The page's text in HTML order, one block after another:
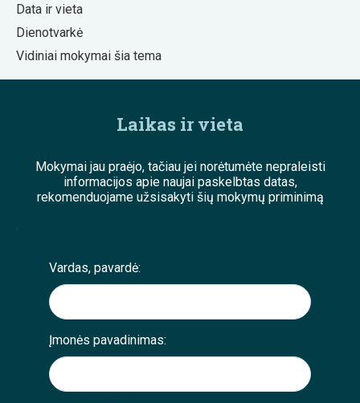
Data ir vieta
Dienotvarkė
Vidiniai mokymai šia tema
Laikas ir vieta
Mokymai jau praėjo, tačiau jei norėtumėte nepraleisti
informacijos apie naujai paskelbtas datas,
rekomenduojame užsisakyti šių mokymų priminimą
;
Vardas, pavardė:
Įmonės pavadinimas: